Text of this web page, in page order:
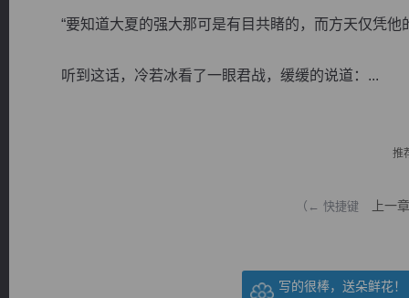
“要知道大夏的强大那可是有目共睹的，而方天仅凭他
听到这话，冷若冰看了一眼君战，缓缓的说道：...
推
（← 快捷键 上一章
写的很棒，送朵鲜花！